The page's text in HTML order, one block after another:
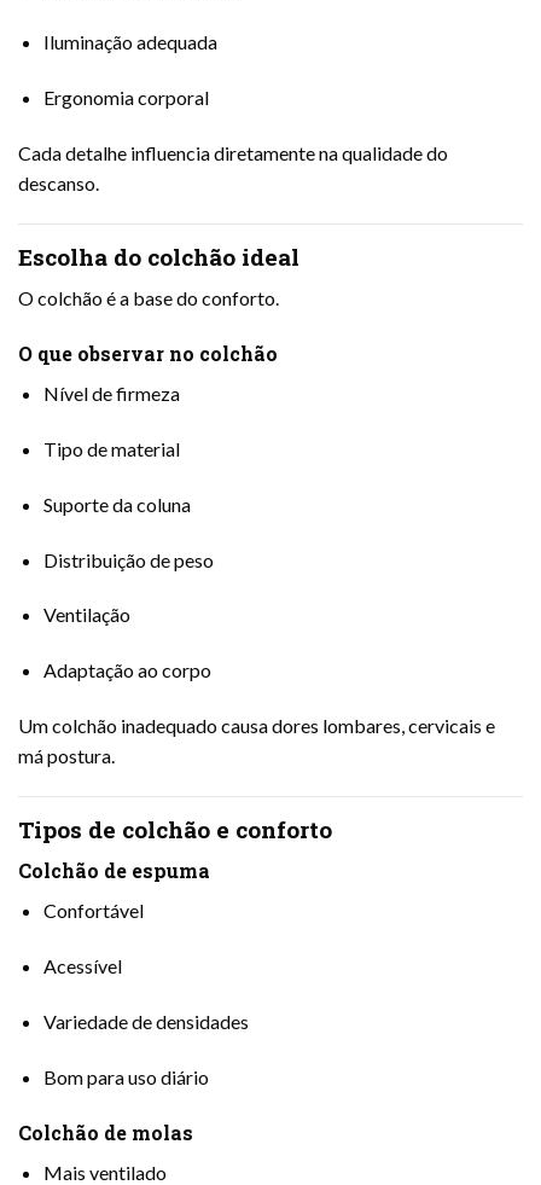
Iluminação adequada
Ergonomia corporal
Cada detalhe influencia diretamente na qualidade do
descanso.
Escolha do colchão ideal
O colchão é a base do conforto.
O que observar no colchão
Nível de firmeza
Tipo de material
Suporte da coluna
Distribuição de peso
Ventilação
Adaptação ao corpo
Um colchão inadequado causa dores lombares, cervicais e
má postura.
Tipos de colchão e conforto
Colchão de espuma
Confortável
Acessível
Variedade de densidades
Bom para uso diário
Colchão de molas
Mais ventilado